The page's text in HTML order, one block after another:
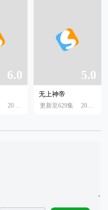
6.0
2022年07月19日
5.0
无上神帝
更新至629集 2022年07